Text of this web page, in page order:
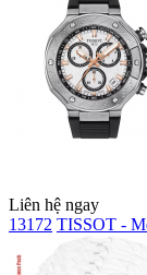
Liên hệ ngay
13172 TISSOT -